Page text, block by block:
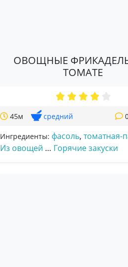
ОВОЩНЫЕ
ТОМАТЕ
45м средний
Ингредиенты: фасоль, томатная-
Из овощей … Горячие закуски